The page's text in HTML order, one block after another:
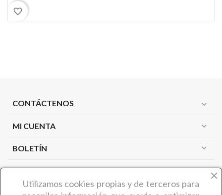
favorite_border
CONTÁCTENOS expand_more
MI CUENTA expand_more
BOLETÍN expand_more
Utilizamos cookies propias y de terceros para